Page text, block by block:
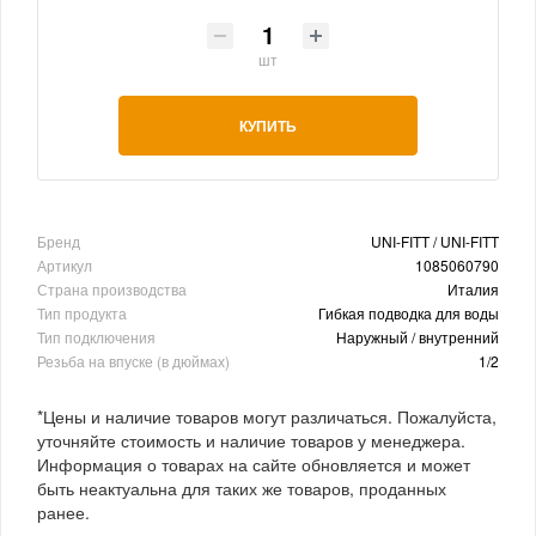
шт
КУПИТЬ
Бренд
UNI-FITT / UNI-FITT
Артикул
1085060790
Страна производства
Италия
Тип продукта
Гибкая подводка для воды
Тип подключения
Наружный / внутренний
Резьба на впуске (в дюймах)
1/2
*Цены и наличие товаров могут различаться. Пожалуйста,
уточняйте стоимость и наличие товаров у менеджера.
Информация о товарах на сайте обновляется и может
быть неактуальна для таких же товаров, проданных
ранее.